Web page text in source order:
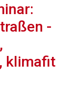
-
klimafit